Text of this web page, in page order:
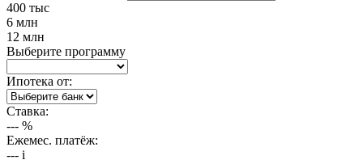
400 тыс
6 млн
12 млн
Выберите программу
Ипотека от:
Ставка:
--- %
Ежемес. платёж:
--- i